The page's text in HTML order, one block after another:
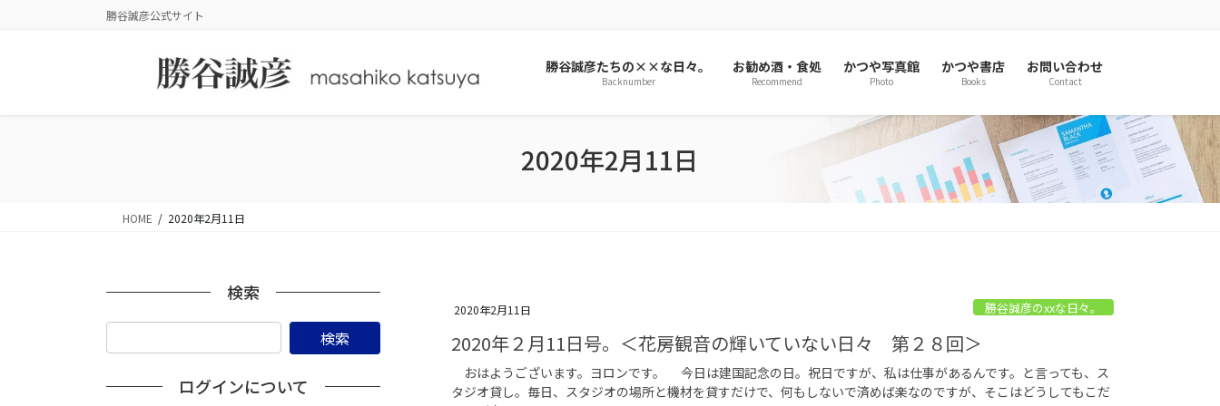
勝谷誠彦公式サイト
勝谷誠彦たちの××な日々。
Backnumber
お勧め酒・食処
Recommend
かつや写真館
Photo
かつや書店
Books
お問い合わせ
Contact
2020年2月11日
HOME 2020年2月11日
2020年2月11日 勝谷誠彦のxxな日々。
2020年２月11日号。＜花房観音の輝いていない日々 第２８回＞
おはようございます。ヨロンです。 今日は建国記念の日。祝日ですが、私は仕事があるんです。と言っても、ス
タジオ貸し。毎日、スタジオの場所と機材を貸すだけで、何もしないで済めば楽なのですが、そこはどうしてもこだ
検索
ログインについて